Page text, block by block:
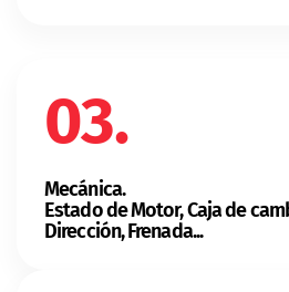
03.
Mecánica.
Estado de Motor, Caja de
Dirección, Frenada...